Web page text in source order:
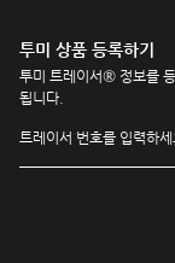
투미 상품 등록하기
투미 트레이서® 정보를
됩니다.